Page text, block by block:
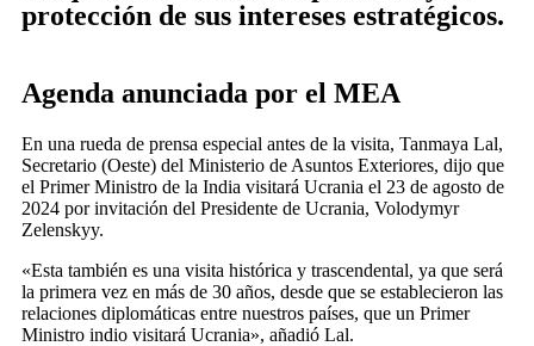
protección de sus intereses estratégicos.
Agenda anunciada por el MEA
En una rueda de prensa especial antes de la visita, Tanmaya Lal,
Secretario (Oeste) del Ministerio de Asuntos Exteriores, dijo que
el Primer Ministro de la India visitará Ucrania el 23 de agosto de
2024 por invitación del Presidente de Ucrania, Volodymyr
Zelenskyy.
«Esta también es una visita histórica y trascendental, ya que será
la primera vez en más de 30 años, desde que se establecieron las
relaciones diplomáticas entre nuestros países, que un Primer
Ministro indio visitará Ucrania», añadió Lal.